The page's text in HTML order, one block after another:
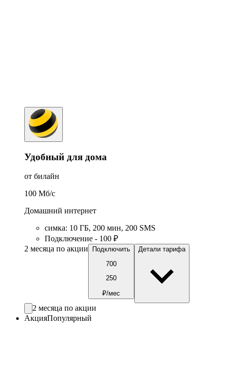
Удобный для дома
от билайн
100 Мб/c
Домашний интернет
симка: 10 ГБ, 200 мин, 200 SMS
Подключение - 100 ₽
2 месяца по акции
Подключить
700
250
₽/мес
Детали тарифа
2 месяца по акции
АкцияПопулярный